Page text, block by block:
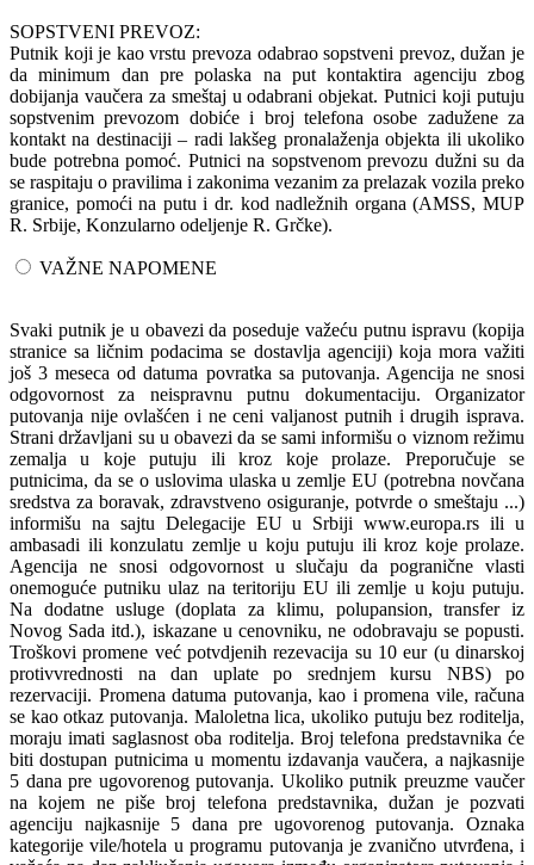
SOPSTVENI PREVOZ:
Putnik koji je kao vrstu prevoza odabrao sopstveni prevoz, dužan je
da minimum dan pre polaska na put kontaktira agenciju zbog
dobijanja vaučera za smeštaj u odabrani objekat. Putnici koji putuju
sopstvenim prevozom dobiće i broj telefona osobe zadužene za
kontakt na destinaciji – radi lakšeg pronalaženja objekta ili ukoliko
bude potrebna pomoć. Putnici na sopstvenom prevozu dužni su da
se raspitaju o pravilima i zakonima vezanim za prelazak vozila preko
granice, pomoći na putu i dr. kod nadležnih organa (AMSS, MUP
R. Srbije, Konzularno odeljenje R. Grčke).
VAŽNE NAPOMENE
Svaki putnik je u obavezi da poseduje važeću putnu ispravu (kopija
stranice sa ličnim podacima se dostavlja agenciji) koja mora važiti
još 3 meseca od datuma povratka sa putovanja. Agencija ne snosi
odgovornost za neispravnu putnu dokumentaciju. Organizator
putovanja nije ovlašćen i ne ceni valjanost putnih i drugih isprava.
Strani državljani su u obavezi da se sami informišu o viznom režimu
zemalja u koje putuju ili kroz koje prolaze. Preporučuje se
putnicima, da se o uslovima ulaska u zemlje EU (potrebna novčana
sredstva za boravak, zdravstveno osiguranje, potvrde o smeštaju ...)
informišu na sajtu Delegacije EU u Srbiji www.europa.rs ili u
ambasadi ili konzulatu zemlje u koju putuju ili kroz koje prolaze.
Agencija ne snosi odgovornost u slučaju da pogranične vlasti
onemoguće putniku ulaz na teritoriju EU ili zemlje u koju putuju.
Na dodatne usluge (doplata za klimu, polupansion, transfer iz
Novog Sada itd.), iskazane u cenovniku, ne odobravaju se popusti.
Troškovi promene već potvdjenih rezevacija su 10 eur (u dinarskoj
protivvrednosti na dan uplate po srednjem kursu NBS) po
rezervaciji. Promena datuma putovanja, kao i promena vile, računa
se kao otkaz putovanja. Maloletna lica, ukoliko putuju bez roditelja,
moraju imati saglasnost oba roditelja. Broj telefona predstavnika će
biti dostupan putnicima u momentu izdavanja vaučera, a najkasnije
5 dana pre ugovorenog putovanja. Ukoliko putnik preuzme vaučer
na kojem ne piše broj telefona predstavnika, dužan je pozvati
agenciju najkasnije 5 dana pre ugovorenog putovanja. Oznaka
kategorije vile/hotela u programu putovanja je zvanično utvrđena, i